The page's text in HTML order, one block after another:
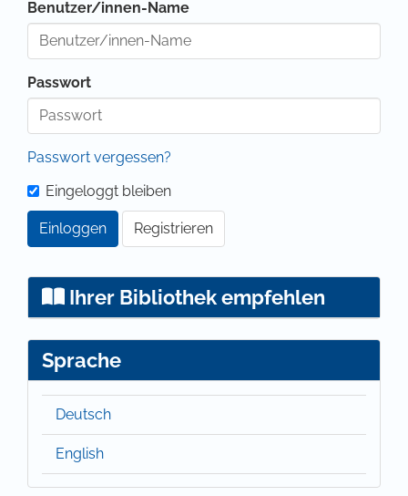
Benutzer/innen-Name
Passwort
Passwort vergessen?
Eingeloggt bleiben
Einloggen Registrieren
Ihrer Bibliothek empfehlen
Sprache
Deutsch
English